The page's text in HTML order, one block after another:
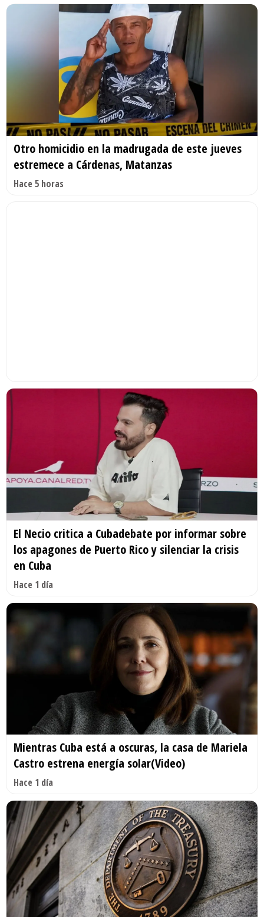
Otro homicidio en la madrugada de este jueves
estremece a Cárdenas, Matanzas
Hace 5 horas
El Necio critica a Cubadebate por informar sobre
los apagones de Puerto Rico y silenciar la crisis
en Cuba
Hace 1 día
Mientras Cuba está a oscuras, la casa de Mariela
Castro estrena energía solar(Video)
Hace 1 día